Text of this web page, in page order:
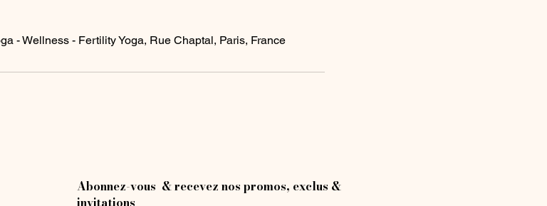
- Wellness - Fertility Yoga, Rue Chaptal, Paris, France
Abonnez-vous & recevez nos promos, exclus &
invitations